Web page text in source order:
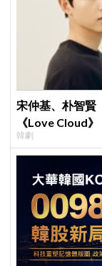
宋仲基、朴智賢
《Love Cloud
韓劇